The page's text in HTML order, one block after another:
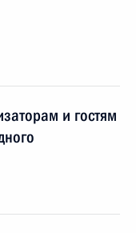
и гостям